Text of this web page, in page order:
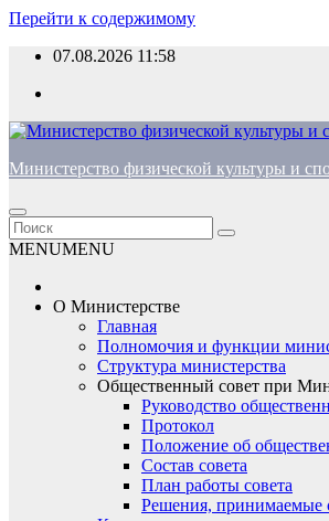
Перейти к содержимому
07.08.2026 11:58
Министерство физической культуры и
MENUMENU
О Министерстве
Главная
Полномочия и функции
Структура министерства
Общественный совет при
Руководство
Протокол
Положение об
Состав совета
План работы совета
Решения, принимаемые